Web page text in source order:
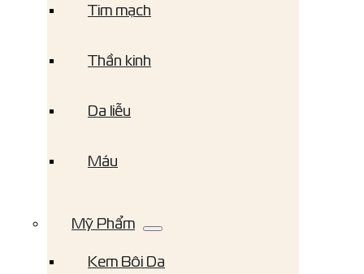
Tim mạch
Thần kinh
Da liễu
Máu
Mỹ Phẩm
Kem Bôi Da